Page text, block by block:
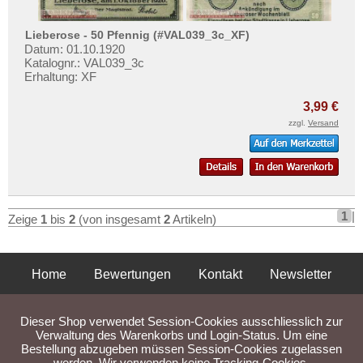
Lippe
Lippspringe
List
Lorch
Lörrach
Lübbecke
Lübeck
Lübtheen
Lübz
Testbanknoten
Banknotenbriefe
Kataloge
Aufbewahrung
Informationen
Ankauf
Erhaltungsgrade
FAQ
Lieberose - 50 Pfennig (#VAL039_3c_XF)
Datum: 01.10.1920
Katalognr.: VAL039_3c
Erhaltung: XF
3,99 €
zzgl. Versand
Zeige 1 bis 2 (von insgesamt 2Artikeln) 1 |
Home Bewertungen Kontakt
Newsletter
Liefer- und Versandkosten
Dieser Shop verwendet Session-Cookies ausschliesslich zur
Verwaltung des Warenkorbs und Login-Status. Um eine
Bestellung abzugeben müssen Session-Cookies zugelassen